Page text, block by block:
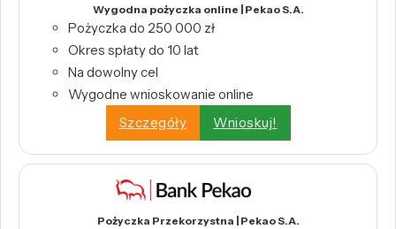
Wygodna pożyczka online | Pekao S.A.
Pożyczka do 250 000 zł
Okres spłaty do 10 lat
Na dowolny cel
Wygodne wnioskowanie online
Szczegóły
Wnioskuj!
Pożyczka Przekorzystna | Pekao S.A.